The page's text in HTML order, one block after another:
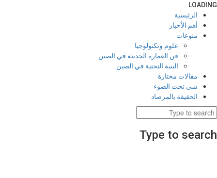
LOADING
الرئيسية
أهم الأخبار
منوعات
علوم وتكنولوجيا
فن العمارة الحديثة في الصين
البنية التحتية في الصين
مقالات مختارة
شي تحت الضوء
الحقيقة بالمرصاد
Type to search